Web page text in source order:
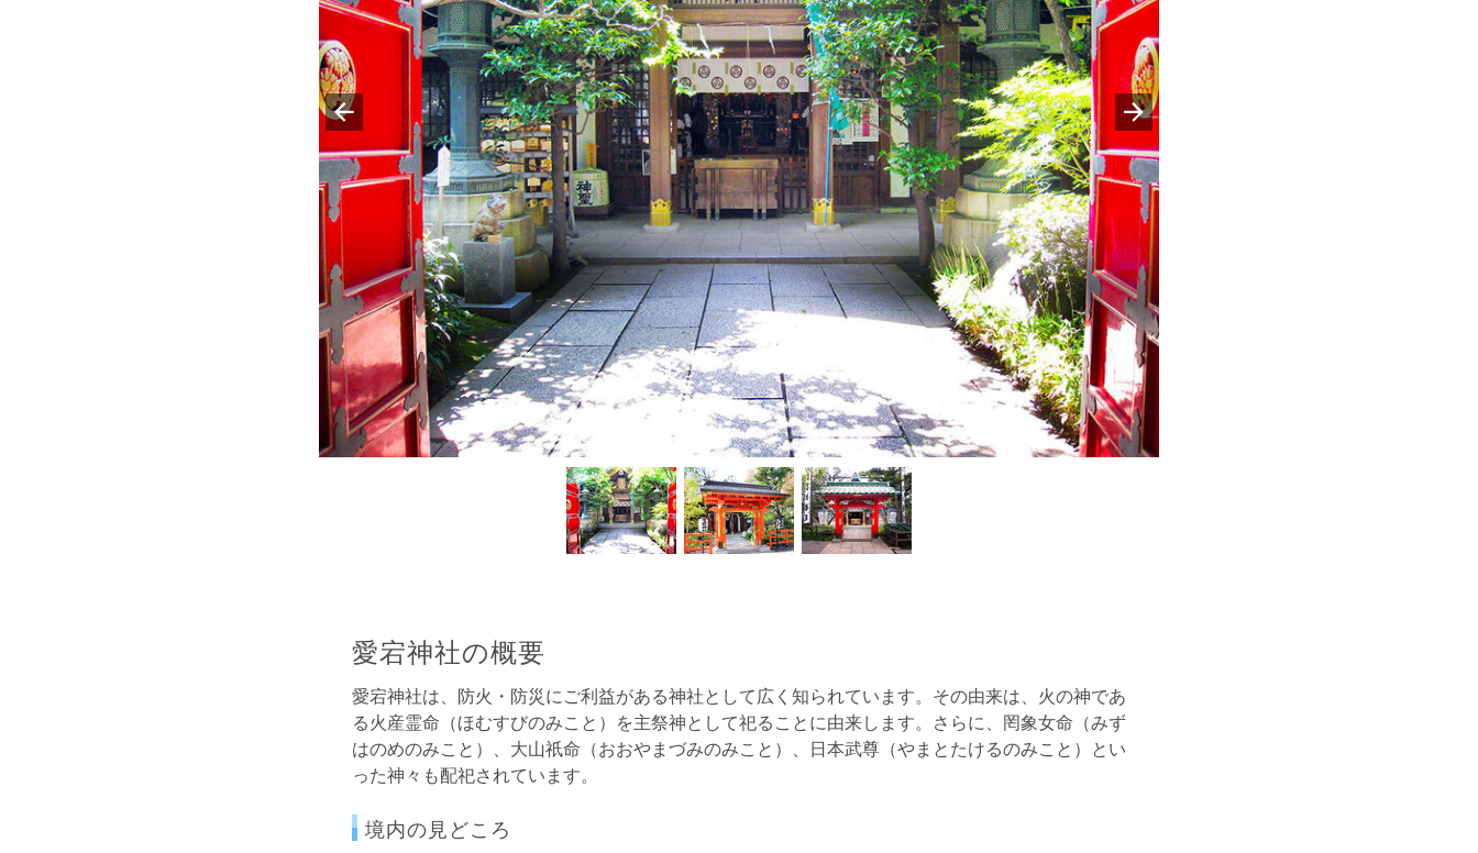
愛宕神社の概要
愛宕神社は、防火・防災にご利益がある神社として広く知られています。その由来は、火の神であ
る火産霊命（ほむすびのみこと）を主祭神として祀ることに由来します。さらに、罔象女命（みず
はのめのみこと）、大山祇命（おおやまづみのみこと）、日本武尊（やまとたけるのみこと）とい
った神々も配祀されています。
境内の見どころ